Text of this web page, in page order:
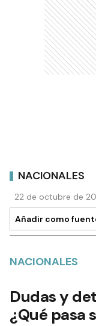
NACIONALES
22 de octubre de
Añadir como
NACIONALES
Dudas y
¿Qué pasa